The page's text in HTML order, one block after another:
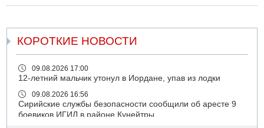
КОРОТКИЕ НОВОСТИ
09.08.2026 17:00
12-летний мальчик утонул в Иордане, упав из лодки
09.08.2026 16:56
Сирийские службы безопасности сообщили об аресте 9
боевиков ИГИЛ в районе Кунейтры